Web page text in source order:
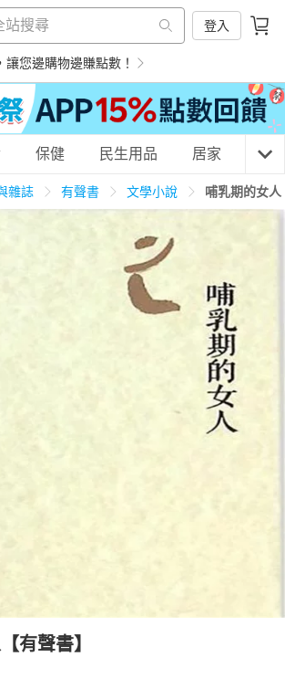
登入
您邊購物邊賺點數！
養生保健
親子玩具
情趣用品
保健 民生用品 居家 3C
雜誌 有聲書 文學小說 哺乳期的女
有聲書】